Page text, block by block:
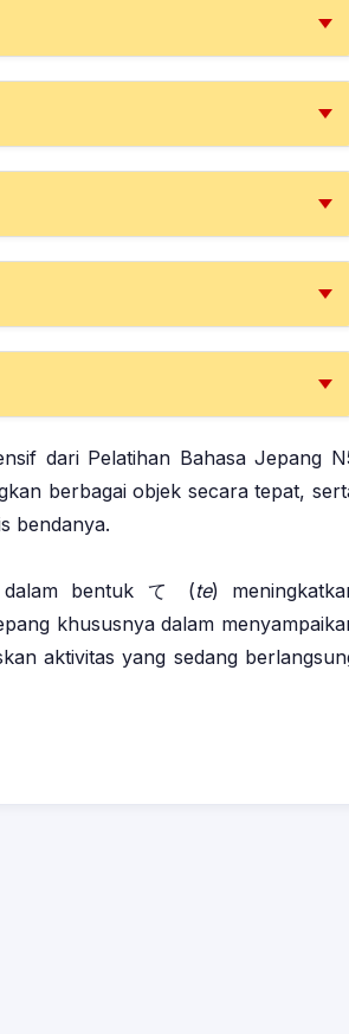
dari Pelatihan Bahasa Jepang
berbagai objek secara tepat,
bendanya.
dalam bentuk て (te)
khususnya dalam
aktivitas yang sedang